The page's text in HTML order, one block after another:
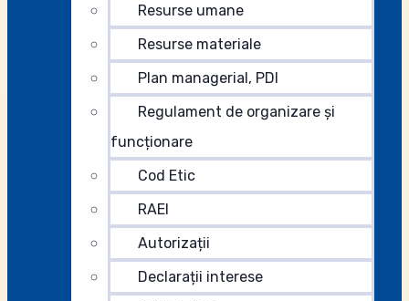
Resurse umane
Resurse materiale
Plan managerial, PDI
Regulament de organizare și
funcționare
Cod Etic
RAEI
Autorizații
Declarații interese